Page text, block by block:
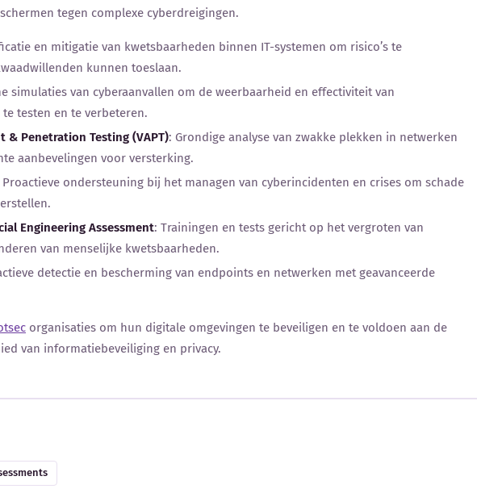
tegen complexe cyberdreigingen.
en mitigatie van kwetsbaarheden binnen IT-systemen om risico’s te
kunnen toeslaan.
simulaties van cyberaanvallen om de weerbaarheid en effectiviteit van
testen en te verbeteren.
& Penetration Testing (VAPT): Grondige analyse van zwakke plekken in netwerken
aanbevelingen voor versterking.
Proactieve ondersteuning bij het managen van cyberincidenten en crises om schade
Engineering Assessment: Trainingen en tests gericht op het vergroten van
van menselijke kwetsbaarheden.
detectie en bescherming van endpoints en netwerken met geavanceerde
organisaties om hun digitale omgevingen te beveiligen en te voldoen aan de
van informatiebeveiliging en privacy.